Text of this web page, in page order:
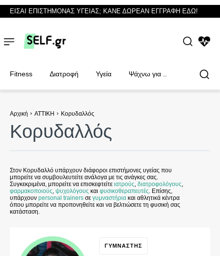
Φυσικοθεραπευτές
Φυσικοθεραπευτές
ΕΙΣΑΙ ΕΠΙΣΤΗΜΟΝΑΣ ΥΓΕΙΑΣ; ΚΑΝΕ ΔΩΡΕΑΝ ΕΓΓΡΑΦΗ ΕΔΩ!
Fitness Διατροφή Υγεία Ψάχνω για ..
Αρχική ΑΤΤΙΚΗ Κορυδαλλός
Κορυδαλλός
Στον Κορυδαλλό υπάρχουν διάφοροι επιστήμονες υγείας που
μπορείτε να συμβουλευτείτε ανάλογα με τις ανάγκες σας.
Συγκεκριμένα, μπορείτε να επισκεφτείτε ιατρούς, διατροφολόγους,
φαρμακοποιούς, ψυχολόγους και φυσικοθεραπευτές. Επίσης,
υπάρχουν personal trainers σε γυμναστήρια και αθλητικά κέντρα
όπου μπορείτε να προπονηθείτε και να βελτιώσετε τη φυσική σας
κατάσταση.
ΓΥΜΝΑΣΤΗΣ